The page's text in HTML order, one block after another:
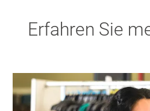
Erfahren Sie